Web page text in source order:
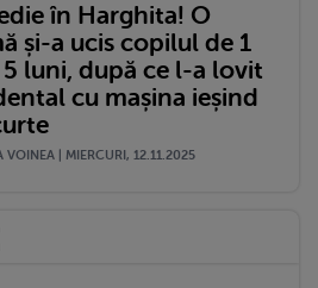
în Harghita! O
și-a ucis copilul de 1
5 luni, după ce l-a lovit
cu mașina ieșind
VOINEA | MIERCURI, 12.11.2025